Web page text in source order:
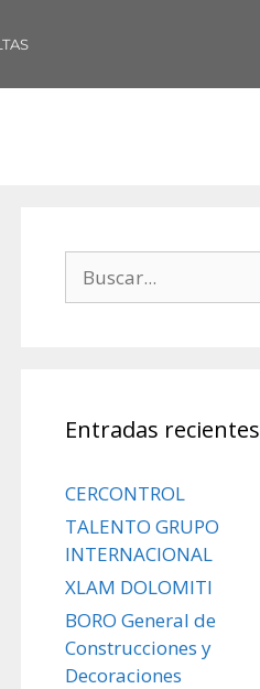
Entradas recientes
CERCONTROL
TALENTO GRUPO
INTERNACIONAL
XLAM DOLOMITI
BORO General de
Construcciones y
Decoraciones